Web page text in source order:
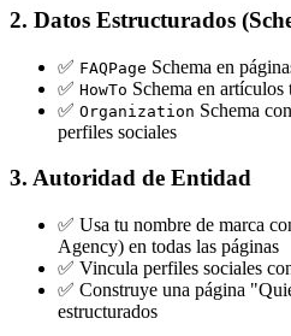
2. Datos Estructurados
✅ FAQPage Schema en
✅ HowTo Schema en artículos
✅ Organization Schema con
perfiles sociales
3. Autoridad de Entidad
✅ Usa tu nombre de marca
Agency) en todas las páginas
✅ Vincula perfiles sociales
✅ Construye una página
estructurados